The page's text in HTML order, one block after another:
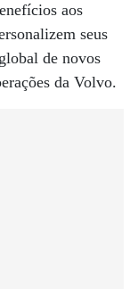
aos
seus
de novos
da Volvo.